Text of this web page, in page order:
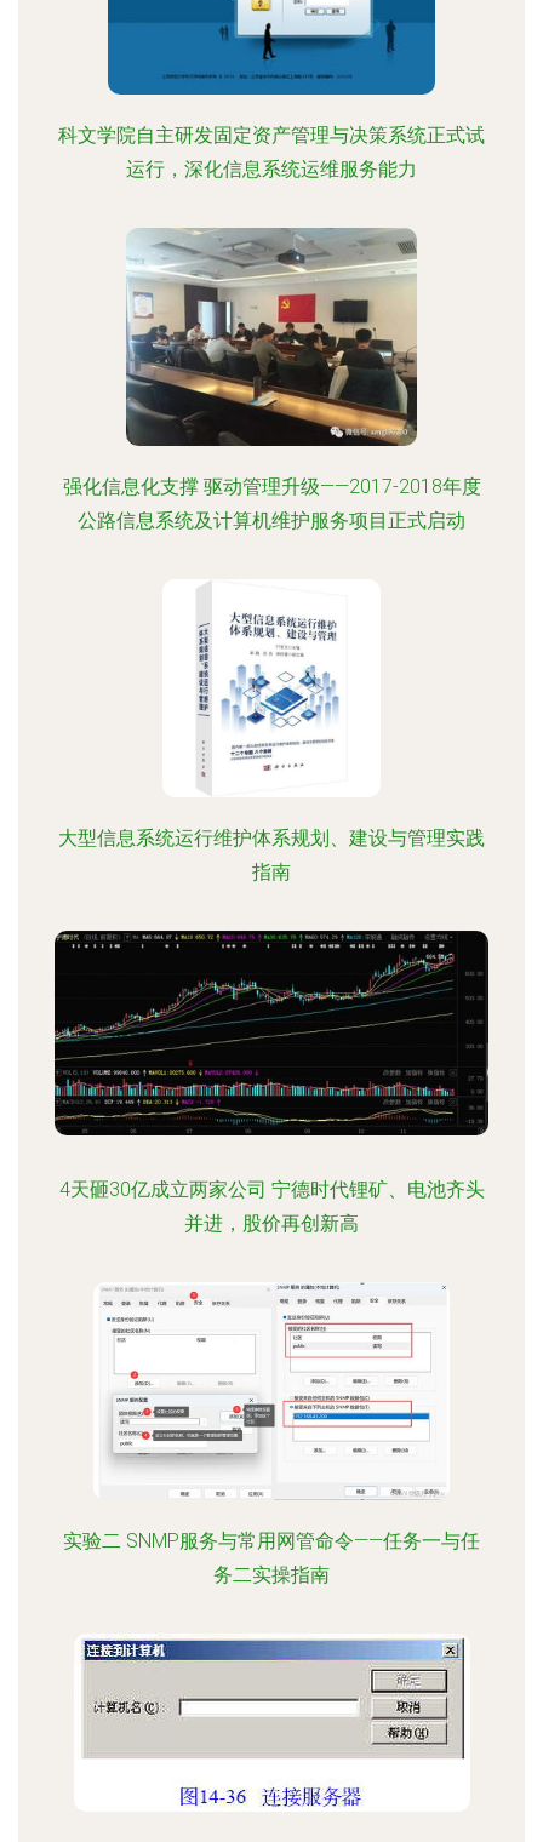
科文学院自主研发固定资产管理与决策系统正式试
运行，深化信息系统运维服务能力
强化信息化支撑 驱动管理升级——2017-2018年度
公路信息系统及计算机维护服务项目正式启动
大型信息系统运行维护体系规划、建设与管理实践
指南
4天砸30亿成立两家公司 宁德时代锂矿、电池齐头
并进，股价再创新高
实验二 SNMP服务与常用网管命令——任务一与任
务二实操指南